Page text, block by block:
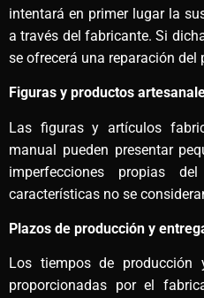
intentará en primer lugar la
a través del fabricante. Si
se ofrecerá una reparación del
Figuras y productos
Las figuras y artículos
manual pueden presentar
imperfecciones propias
características no se
Plazos de producción y
Los tiempos de producción
proporcionadas por el